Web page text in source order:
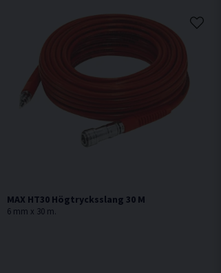
MAX HT30 Högtrycksslang 30 M
6 mm x 30 m.